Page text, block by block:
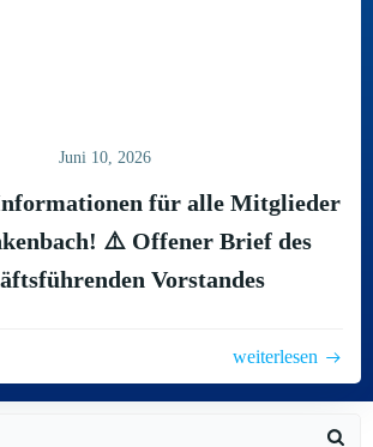
Juni 10, 2026
für alle Mitglieder
⚠️ Offener Brief des
Vorstandes
weiterlesen